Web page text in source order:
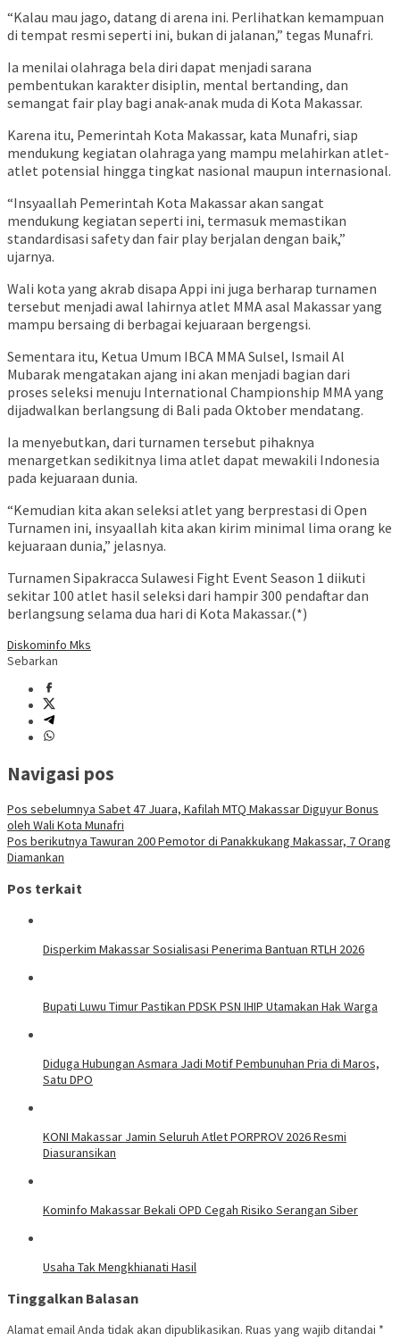
“Kalau mau jago, datang di arena ini. Perlihatkan kemampuan
di tempat resmi seperti ini, bukan di jalanan,” tegas Munafri.
Ia menilai olahraga bela diri dapat menjadi sarana
pembentukan karakter disiplin, mental bertanding, dan
semangat fair play bagi anak-anak muda di Kota Makassar.
Karena itu, Pemerintah Kota Makassar, kata Munafri, siap
mendukung kegiatan olahraga yang mampu melahirkan atlet-
atlet potensial hingga tingkat nasional maupun internasional.
“Insyaallah Pemerintah Kota Makassar akan sangat
mendukung kegiatan seperti ini, termasuk memastikan
standardisasi safety dan fair play berjalan dengan baik,”
ujarnya.
Wali kota yang akrab disapa Appi ini juga berharap turnamen
tersebut menjadi awal lahirnya atlet MMA asal Makassar yang
mampu bersaing di berbagai kejuaraan bergengsi.
Sementara itu, Ketua Umum IBCA MMA Sulsel, Ismail Al
Mubarak mengatakan ajang ini akan menjadi bagian dari
proses seleksi menuju International Championship MMA yang
dijadwalkan berlangsung di Bali pada Oktober mendatang.
Ia menyebutkan, dari turnamen tersebut pihaknya
menargetkan sedikitnya lima atlet dapat mewakili Indonesia
pada kejuaraan dunia.
“Kemudian kita akan seleksi atlet yang berprestasi di Open
Turnamen ini, insyaallah kita akan kirim minimal lima orang ke
kejuaraan dunia,” jelasnya.
Turnamen Sipakracca Sulawesi Fight Event Season 1 diikuti
sekitar 100 atlet hasil seleksi dari hampir 300 pendaftar dan
berlangsung selama dua hari di Kota Makassar.(*)
Diskominfo Mks
Sebarkan
Navigasi pos
Pos sebelumnya Sabet 47 Juara, Kafilah MTQ Makassar Diguyur Bonus
oleh Wali Kota Munafri
Pos berikutnya Tawuran 200 Pemotor di Panakkukang Makassar, 7 Orang
Diamankan
Pos terkait
Disperkim Makassar Sosialisasi Penerima Bantuan RTLH 2026
Bupati Luwu Timur Pastikan PDSK PSN IHIP Utamakan Hak Warga
Diduga Hubungan Asmara Jadi Motif Pembunuhan Pria di Maros,
Satu DPO
KONI Makassar Jamin Seluruh Atlet PORPROV 2026 Resmi
Diasuransikan
Kominfo Makassar Bekali OPD Cegah Risiko Serangan Siber
Usaha Tak Mengkhianati Hasil
Tinggalkan Balasan
Alamat email Anda tidak akan dipublikasikan. Ruas yang wajib ditandai *